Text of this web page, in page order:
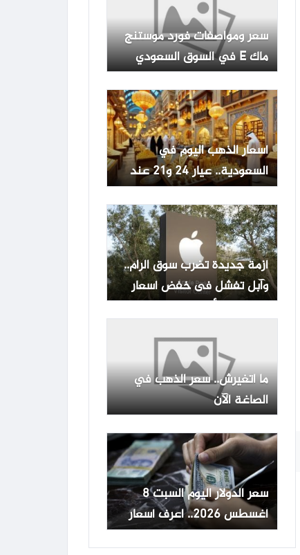
سعر ومواصفات فورد موستنج
ماك E في السوق السعودي
أسعار الذهب اليوم في
السعودية.. عيار 24 و21 عند
مستويات مستقرة
أزمة جديدة تضرب سوق الرام..
وآبل تفشل فى خفض أسعار
الهواتف والأجهزة
ما اتغيرش.. سعر الذهب في
الصاغة الآن
سعر الدولار اليوم السبت 8
أغسطس 2026.. اعرف أسعار
البنوك قبل عودة التداول